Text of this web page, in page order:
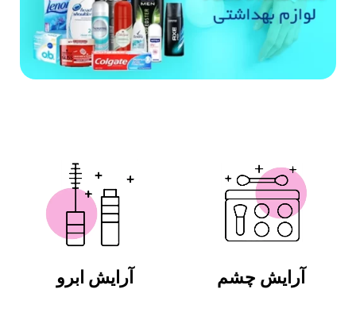
آرایش چشم آرایش ابرو